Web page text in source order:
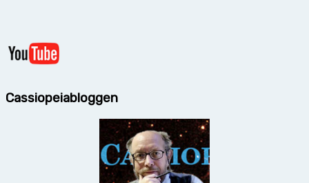
Cassiopeiabloggen